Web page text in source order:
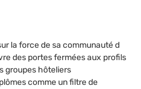
la force de sa communauté d
des portes fermées aux profils
groupes hôteliers
comme un filtre de